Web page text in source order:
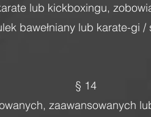
lub kickboxingu,
bawełniany lub karate-gi
§ 14
zaawansowanych